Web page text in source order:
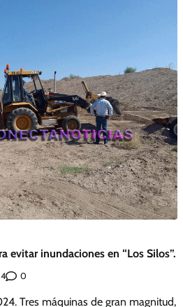
evitar inundaciones en “Los Silos”.
0
Tres máquinas de gran magnitud,